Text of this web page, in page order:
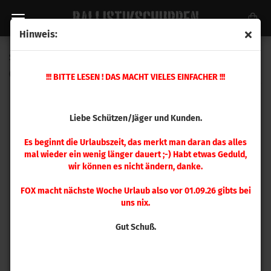
Hinweis:
!!! BITTE LESEN ! DAS MACHT VIELES EINFACHER !!!
Liebe Schützen/Jäger und Kunden.
Es beginnt die Urlaubszeit, das merkt man daran das alles
mal wieder ein wenig länger dauert ;-) Habt etwas Geduld,
wir können es nicht ändern, danke.
FOX macht nächste Woche Urlaub also vor 01.09.26 gibts bei
uns nix.
Gut Schuß.
Speer .400 Gold Dot 165 gr 100 Stück
4397)